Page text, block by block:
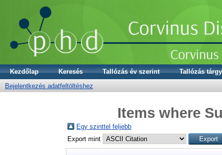
Kezdőlap Keresés Tallózás év szerint
Tallózás
Bejelentkezés adatfeltöltéshez
Items where
Egy szinttel feljebb
Export mint